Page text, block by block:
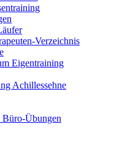
Verzeichnis
Eigentraining
Achillessehne
Büro-Übungen